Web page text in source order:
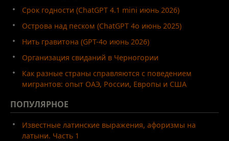
Срок годности (ChatGPT 4.1 mini июнь 2026)
Острова над песком (ChatGPT 4o июнь 2025)
Нить гравитона (GPT-4o июнь 2026)
Организация свиданий в Черногории
Как разные страны справляются с поведением
мигрантов: опыт ОАЭ, России, Европы и США
ПОПУЛЯРНОЕ
Известные латинские выражения, афоризмы на
латыни. Часть 1